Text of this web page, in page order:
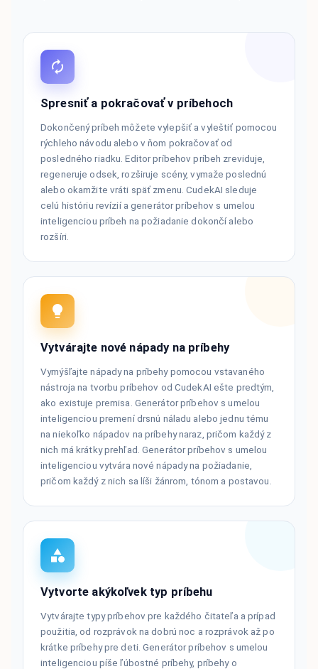
Spresniť a pokračovať v príbehoch
Dokončený príbeh môžete vylepšiť a vyleštiť pomocou
rýchleho návodu alebo v ňom pokračovať od
posledného riadku. Editor príbehov príbeh zreviduje,
regeneruje odsek, rozširuje scény, vymaže poslednú
alebo okamžite vráti späť zmenu. CudekAI sleduje
celú históriu revízií a generátor príbehov s umelou
inteligenciou príbeh na požiadanie dokončí alebo
rozšíri.
Vytvárajte nové nápady na príbehy
Vymýšľajte nápady na príbehy pomocou vstavaného
nástroja na tvorbu príbehov od CudekAI ešte predtým,
ako existuje premisa. Generátor príbehov s umelou
inteligenciou premení drsnú náladu alebo jednu tému
na niekoľko nápadov na príbehy naraz, pričom každý z
nich má krátky prehľad. Generátor príbehov s umelou
inteligenciou vytvára nové nápady na požiadanie,
pričom každý z nich sa líši žánrom, tónom a postavou.
Vytvorte akýkoľvek typ príbehu
Vytvárajte typy príbehov pre každého čitateľa a prípad
použitia, od rozprávok na dobrú noc a rozprávok až po
krátke príbehy pre deti. Generátor príbehov s umelou
inteligenciou píše ľúbostné príbehy, príbehy o